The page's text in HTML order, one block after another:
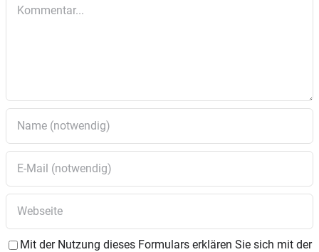
Mit der Nutzung dieses Formulars erklären Sie sich mit der